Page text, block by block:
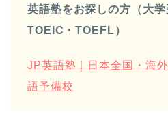
英語塾をお探しの方（大学
TOEIC・TOEFL）
JP英語塾｜日本全国・海
語予備校